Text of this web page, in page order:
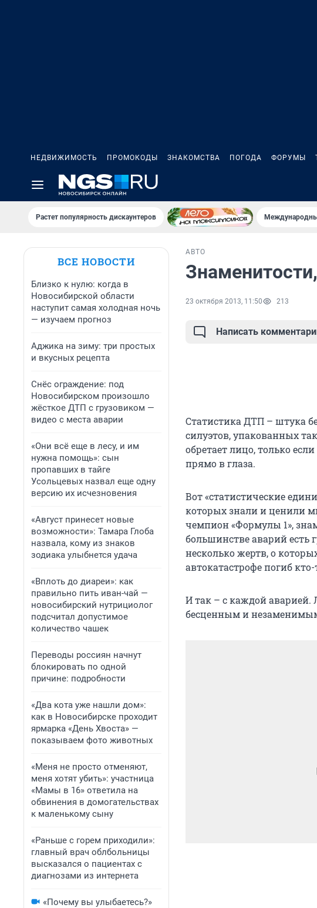
НЕДВИЖИМОСТЬ ПРОМОКОДЫ ЗНАКОМСТВА ПОГОДА ФОРУМЫ
Растет популярность дискаунтеров
ВСЕ НОВОСТИ
Близко к нулю: когда в
Новосибирской области
наступит самая холодная ночь
— изучаем прогноз
Аджика на зиму: три простых
и вкусных рецепта
Снёс ограждение: под
Новосибирском произошло
жёсткое ДТП с грузовиком —
видео с места аварии
«Они всё еще в лесу, и им
нужна помощь»: сын
пропавших в тайге
Усольцевых назвал еще одну
версию их исчезновения
«Август принесет новые
возможности»: Тамара Глоба
назвала, кому из знаков
зодиака улыбнется удача
«Вплоть до диареи»: как
правильно пить иван-чай —
новосибирский нутрициолог
подсчитал допустимое
количество чашек
Переводы россиян начнут
блокировать по одной
причине: подробности
«Два кота уже нашли дом»:
как в Новосибирске проходит
ярмарка «День Хвоста» —
показываем фото животных
«Меня не просто отменяют,
меня хотят убить»: участница
«Мамы в 16» ответила на
обвинения в домогательствах
к маленькому сыну
«Раньше с горем приходили»:
главный врач облбольницы
высказался о пациентах с
диагнозами из интернета
«Почему вы улыбаетесь?»
АВТО
23 октября 2013, 11:50 213
Написать
Статистика ДТП – штука
силуэтов, упакованных
обретает лицо, только
прямо в глаза.
Вот «статистические
которых знали и ценили
чемпион «Формулы 1»,
большинстве аварий есть
несколько жертв, о
автокатастрофе погиб
И так – с каждой
бесценным и